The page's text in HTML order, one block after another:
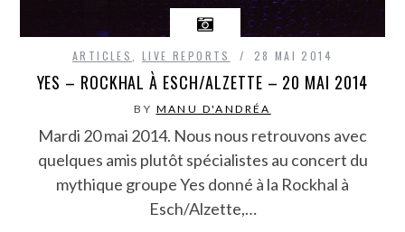
ARTICLES, LIVE REPORTS 28 MAI 2014
YES – ROCKHAL À ESCH/ALZETTE – 20 MAI 2014
BY MANU D'ANDRÉA
Mardi 20 mai 2014. Nous nous retrouvons avec
quelques amis plutôt spécialistes au concert du
mythique groupe Yes donné à la Rockhal à
Esch/Alzette,…